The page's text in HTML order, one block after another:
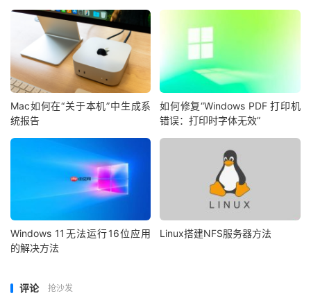
Mac如何在“关于本机”中生成系
统报告
如何修复“Windows PDF 打印机
错误：打印时字体无效”
Windows 11无法运行16位应用
的解决方法
Linux搭建NFS服务器方法
评论 抢沙发